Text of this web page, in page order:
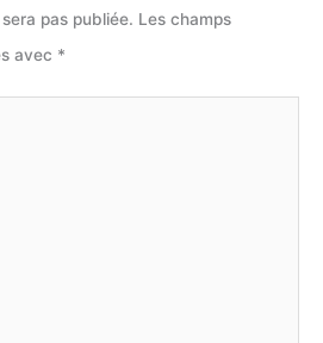
pas publiée. Les champs
avec *